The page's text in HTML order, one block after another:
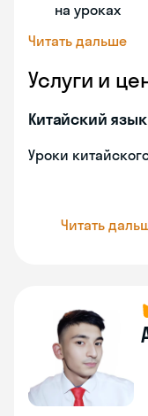
на уроках
Читать дальше
Услуги и
Китайский язык
Уроки
Читать